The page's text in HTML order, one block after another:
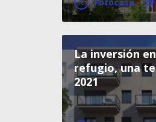
La inversión
refugio, una
2021